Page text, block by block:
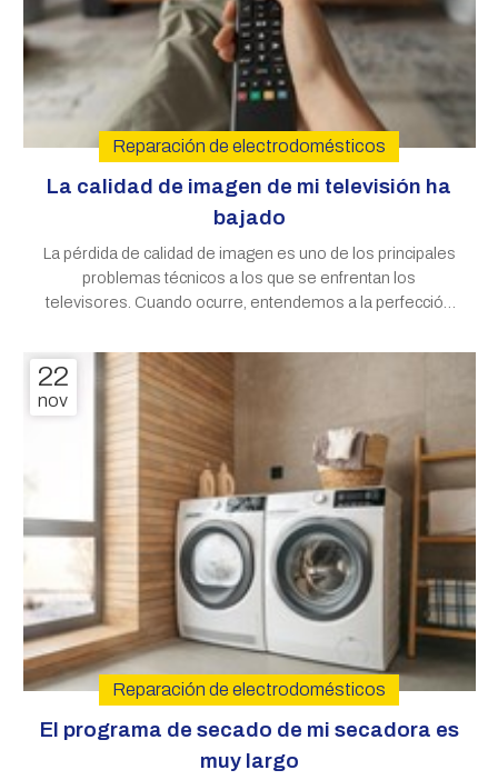
La calidad de imagen de mi televisión ha
bajado
Reparación de electrodomésticos
La pérdida de calidad de imagen es uno de los principales
problemas técnicos a los que se enfrentan los
televisores. Cuando ocurre, entendemos a la perfección
nos visitan en busca de soluciones, así que en este
artículo le contamos por
22
nov
El programa de secado de mi secadora es
muy largo
Reparación de electrodomésticos